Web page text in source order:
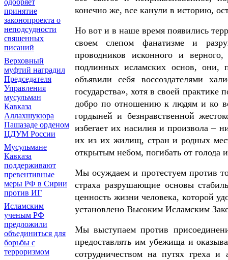
одобряет
принятие
законопроекта о
неподсудности
священных
писаний
Верховный
муфтий наградил
Председателя
Управления
мусульман
Кавказа
Аллахшукюра
Пашазаде орденом
ЦДУМ России
Мусульмане
Кавказа
поддерживают
превентивные
меры РФ в Сирии
против ИГ
Исламским
ученым РФ
предложили
объединиться для
борьбы с
терроризмом
конечно же, все канули в историю,
Но вот и в наше время появились
своем слепом фанатизме и
проводников исконного и
подлинных исламских основ, они,
объявили себя воссоздателями
государства», хотя в своей
добро по отношению к людям и ко
гордыней и безнравственной
избегает их насилия и произвола
их из их жилищ, стран и родных
открытым небом, погибать от
Мы осуждаем и протестуем против
страха разрушающие основы
ценность жизни человека, которой
установлено Высоким Исламским
Мы выступаем против
предоставлять им убежища и
сотрудничеством на путях греха и